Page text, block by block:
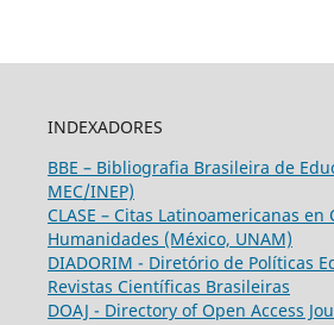
INDEXADORES
BBE – Bibliografia Brasileira de
MEC/INEP)
CLASE – Citas Latinoamericanas en
Humanidades (México, UNAM)
DIADORIM - Diretório de Políticas
Revistas Científicas Brasileiras
DOAJ - Directory of Open Access